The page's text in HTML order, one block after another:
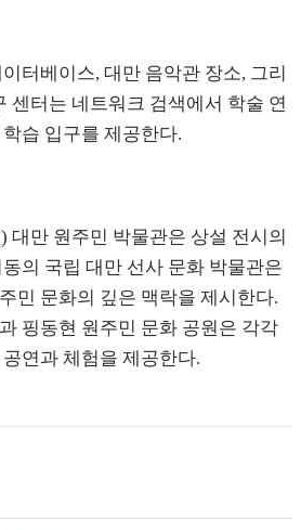
터베이스, 대만 음악관 장소, 그리
센터는 네트워크 검색에서 학술 연
습 입구를 제공한다.
대만 원주민 박물관은 상설 전시의
의 국립 대만 선사 문화 박물관은
민 문화의 깊은 맥락을 제시한다.
핑동현 원주민 문화 공원은 각각
연과 체험을 제공한다.